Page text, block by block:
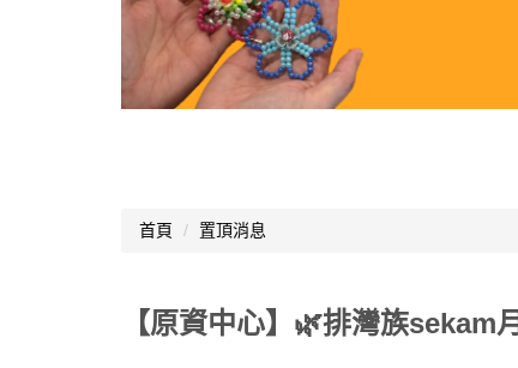
首頁 置頂消息
【原資中心】🌿排灣族